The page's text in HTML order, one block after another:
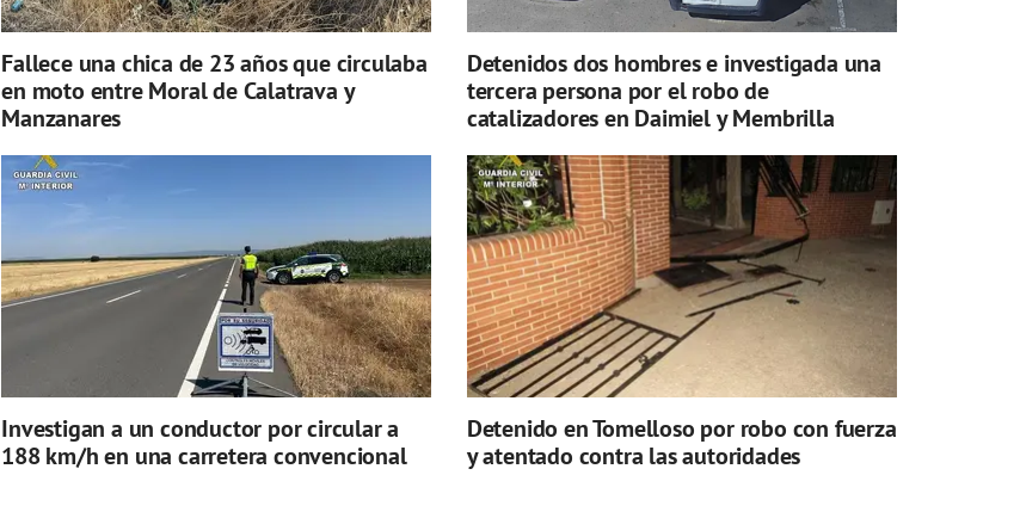
Fallece una chica de 23 años que circulaba
en moto entre Moral de Calatrava y
Manzanares
Detenidos dos hombres e investigada una
tercera persona por el robo de
catalizadores en Daimiel y Membrilla
Investigan a un conductor por circular a
188 km/h en una carretera convencional
Detenido en Tomelloso por robo con fuerza
y atentado contra las autoridades